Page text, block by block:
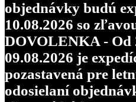
objednávky budú
10.08.2026 so
DOVOLENKA - Od
09.08.2026 je
pozastavená pre
odosielaní